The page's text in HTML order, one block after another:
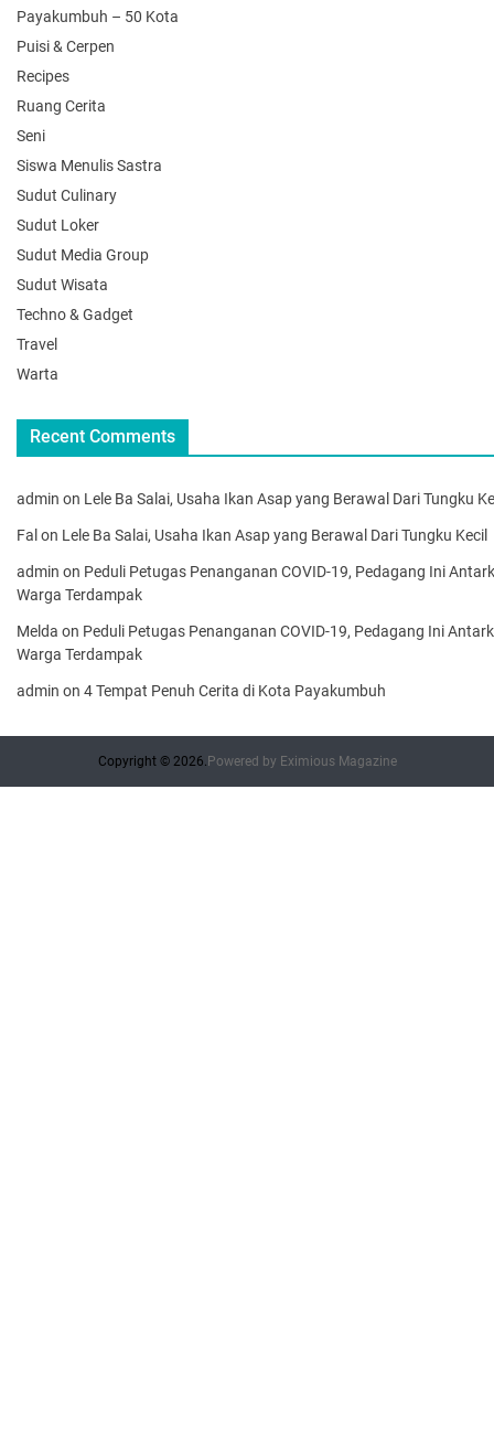
Payakumbuh – 50 Kota
Puisi & Cerpen
Recipes
Ruang Cerita
Seni
Siswa Menulis Sastra
Sudut Culinary
Sudut Loker
Sudut Media Group
Sudut Wisata
Techno & Gadget
Travel
Warta
Recent Comments
admin on Lele Ba Salai, Usaha Ikan Asap yang Berawal Dari Tungku
Fal on Lele Ba Salai, Usaha Ikan Asap yang Berawal Dari Tungku Kecil
admin on Peduli Petugas Penanganan COVID-19, Pedagang Ini
Warga Terdampak
Melda on Peduli Petugas Penanganan COVID-19, Pedagang Ini
Warga Terdampak
admin on 4 Tempat Penuh Cerita di Kota Payakumbuh
Copyright © 2026. Powered by Eximious Magazine